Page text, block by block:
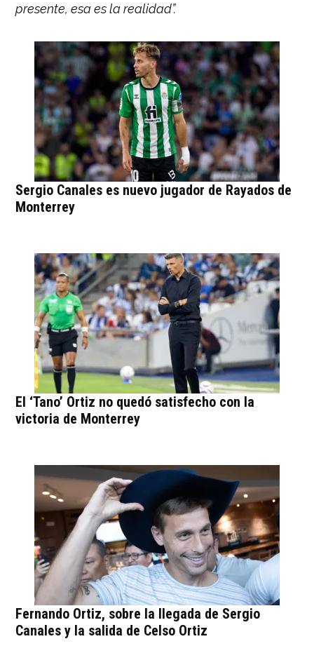
presente, esa es la realidad”.
Sergio Canales es nuevo jugador de Rayados de
Monterrey
El ‘Tano’ Ortiz no quedó satisfecho con la
victoria de Monterrey
Fernando Ortiz, sobre la llegada de Sergio
Canales y la salida de Celso Ortiz